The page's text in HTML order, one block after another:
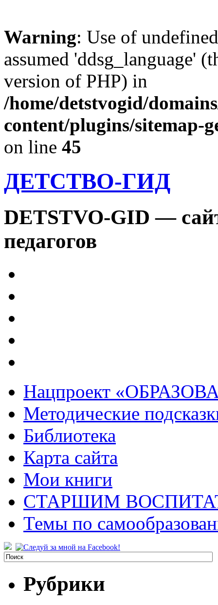
Warning: Use of
assumed 'ddsg_language'
version of PHP) in
/home/detstvogid/
content/plugins/sitemap-
on line 45
ДЕТСТВО-ГИД
DETSTVO-GID —
педагогов
Нацпроект
Методические
Библиотека
Карта сайта
Мои книги
СТАРШИМ
Темы по
Рубрики